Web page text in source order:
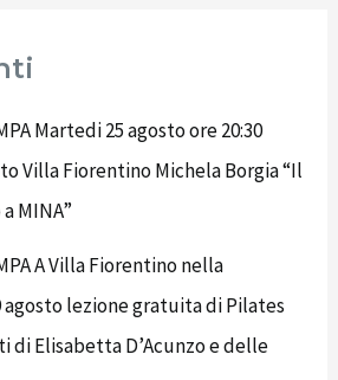
Martedi 25 agosto ore 20:30
Villa Fiorentino Michela Borgia “Il
MINA”
A Villa Fiorentino nella
agosto lezione gratuita di Pilates
Elisabetta D’Acunzo e delle